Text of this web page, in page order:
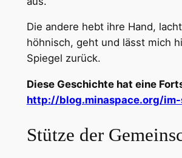
Die andere hebt ihre Hand,
höhnisch, geht und lässt mich
Spiegel zurück.
Diese Geschichte hat eine
http://blog.minaspace.org/
Stütze der